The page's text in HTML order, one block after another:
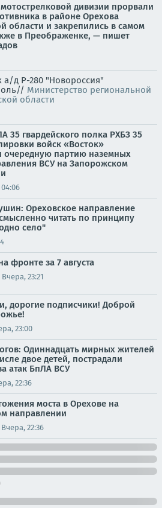
дивизии прорвали
в районе Орехова
области и закрепились в самом
в Преображенке, — пишет
а/д Р-280 "Новороссия"
Министерство региональной
области
35 гвардейского полка РХБЗ 35
войск «Восток»
очередную партию наземных
ВСУ на Запорожском
04:06
Ореховское направление
читать по принципу
село"
фронте за 7 августа
Вчера, 23:21
дорогие подписчики! Доброй
23:00
Одиннадцать мирных жителей
двое детей, пострадали
атак БпЛА ВСУ
22:36
моста в Орехове на
направлении
Вчера, 22:36